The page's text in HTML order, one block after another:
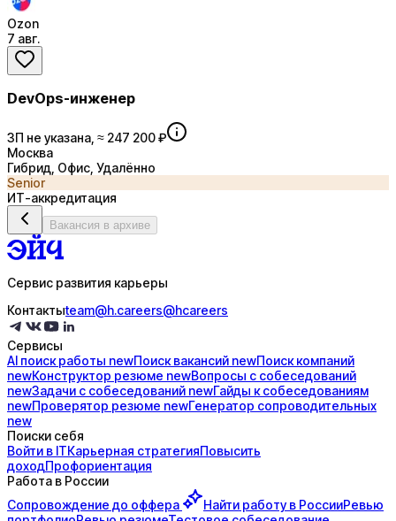
Ozon
7 авг.
DevOps-инженер
ЗП не указана, ≈ 247 200 ₽
Москва
Гибрид, Офис, Удалённо
Senior
ИТ-аккредитация
Вакансия в архиве
Сервис развития карьеры
Контактыteam@h.careers@hcareers
Сервисы
AI поискработы newПоисквакансий newПоисккомпаний
newКонструктор резюме newВопросы с собеседований
newЗадачи с собеседований newГайды ксобеседованиям
newПроверятор резюме newГенератор сопроводительных
new
Поиски себя
Войти в ITКарьерная стратегияПовысить
доходПрофориентация
Работа в России
Сопровождение до оффера Найти работу в РоссииРевью